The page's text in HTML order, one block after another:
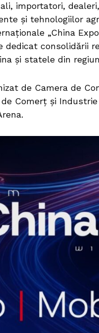
importatori,
și tehnologiilor
„China
dedicat consolidării
și statele din
de Camera de
Comerț și